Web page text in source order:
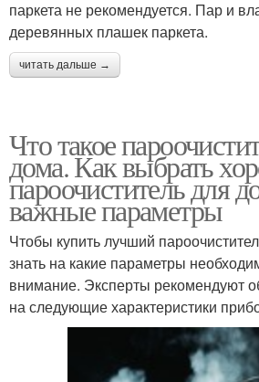
паркета не рекомендуется. Пар и
деревянных плашек паркета.
читать дальше →
Что такое
дома. Как выбрать
пароочиститель для
важные параметры
Чтобы купить лучший
знать на какие параметры
внимание. Эксперты рекомендуют
на следующие характеристики